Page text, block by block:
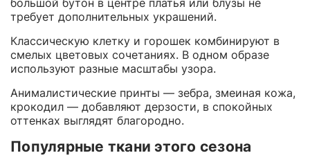
требует дополнительных украшений.
Классическую клетку и горошек комбинируют в
смелых цветовых сочетаниях. В одном образе
используют разные масштабы узора.
Анималистические принты — зебра, змеиная кожа,
крокодил — добавляют дерзости, в спокойных
оттенках выглядят благородно.
Популярные ткани этого сезона